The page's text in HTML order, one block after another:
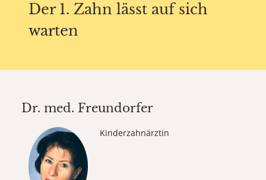
Der 1. Zahn lässt auf sich
warten
Dr. med. Freundorfer
Kinderzahnärztin